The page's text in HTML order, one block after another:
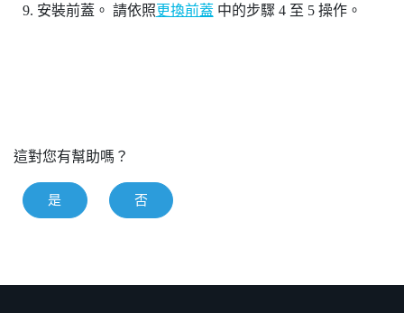
安裝前蓋。 請依照更換前蓋中的步驟 4 至 5 操作。
這對您有幫助嗎？
是 否